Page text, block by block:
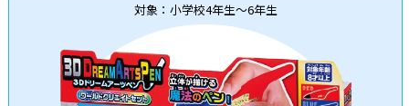
対象：小学校4年生～6年生